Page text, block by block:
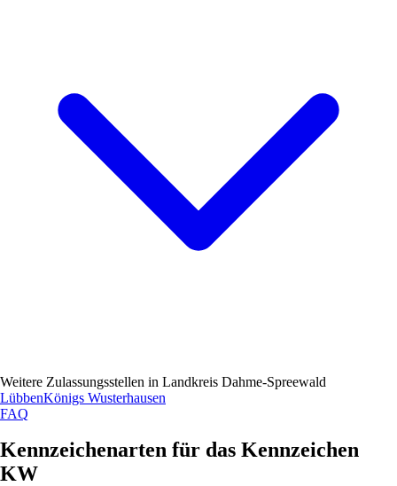
Weitere Zulassungsstellen in Landkreis Dahme-Spreewald
LübbenKönigs Wusterhausen
FAQ
Kennzeichenarten für das Kennzeichen
KW